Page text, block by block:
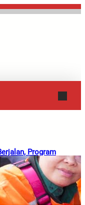
Program
untuk Ojol
Manfaatnya,
Dorong